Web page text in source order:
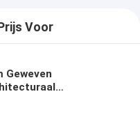
Voor
Geweven